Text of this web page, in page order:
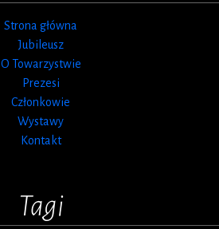
Strona główna
Jubileusz
O Towarzystwie
Prezesi
Członkowie
Wystawy
Kontakt
Tagi